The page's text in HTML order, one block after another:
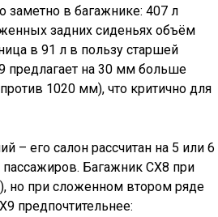
заметно в багажнике: 407 л
задних сиденьях объём
в 91 л в пользу старшей
предлагает на 30 мм больше
1020 мм), что критично для
– его салон рассчитан на 5 или 6
Багажник CX8 при
но при сложенном втором ряде
предпочтительнее: